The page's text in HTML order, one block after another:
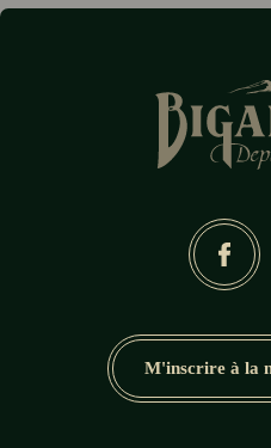
M'inscrire à la